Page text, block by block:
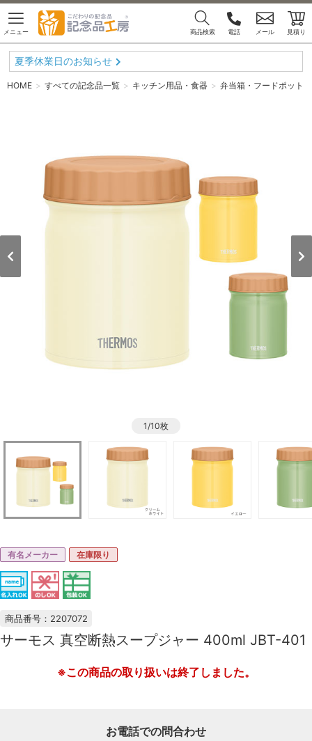
メニュー 商品検索 電話 メール 見積り
夏季休業日のお知らせ
HOME すべての記念品一覧 キッチン用品・食器 弁当箱・フードポット
1/10枚
有名メーカー 在庫限り
商品番号：2207072
サーモス 真空断熱スープジャー 400ml JBT-401
※この商品の取り扱いは終了しました。
お電話での問合わせ